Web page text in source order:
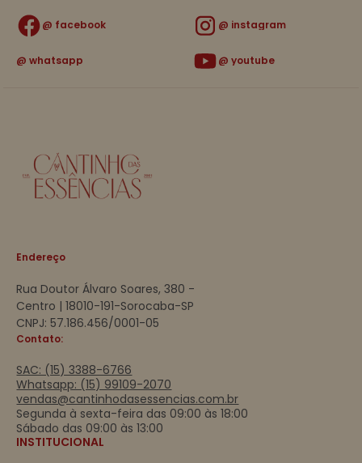
facebook instagram
whatsapp youtube
Endereço
Rua Doutor Álvaro Soares, 380 -
Centro | 18010-191-Sorocaba-SP
CNPJ: 57.186.456/0001-05
Contato:
SAC: (15) 3388-6766
Whatsapp: (15) 99109-2070
vendas@cantinhodasessencias.com.br
Segunda à sexta-feira das 09:00 às 18:00
Sábado das 09:00 às 13:00
INSTITUCIONAL